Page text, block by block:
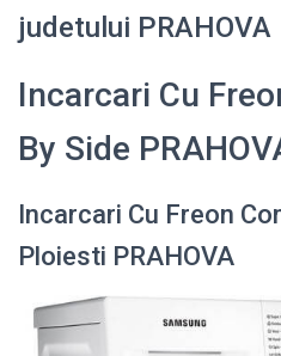
judetului PRAHOVA
Incarcari Cu
By Side
Incarcari Cu Freon
Ploiesti PRAHOVA